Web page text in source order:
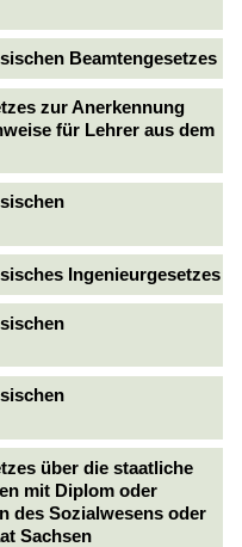
Beamtengesetzes
zur Anerkennung
für Lehrer aus dem
Ingenieurgesetzes
über die staatliche
mit Diplom oder
des Sozialwesens oder
Sachsen